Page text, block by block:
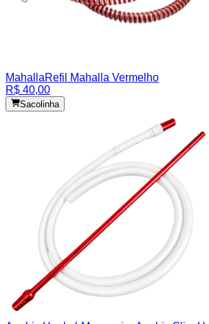
MahallaRefil Mahalla Vermelho
R$ 40,00
Sacolinha